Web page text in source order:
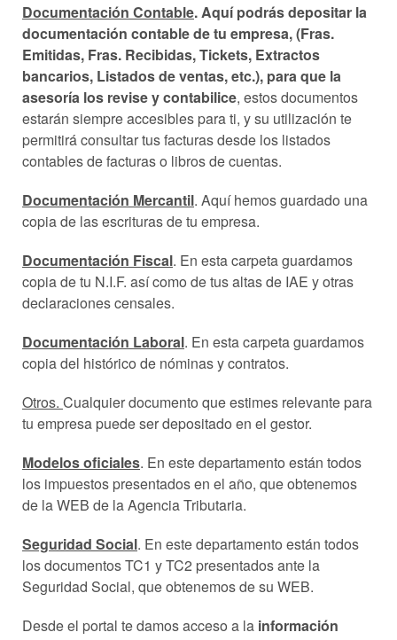
Documentación Contable. Aquí podrás depositar la
documentación contable de tu empresa, (Fras.
Emitidas, Fras. Recibidas, Tickets, Extractos
bancarios, Listados de ventas, etc.), para que la
asesoría los revise y contabilice, estos documentos
estarán siempre accesibles para ti, y su utilización te
permitirá consultar tus facturas desde los listados
contables de facturas o libros de cuentas.
Documentación Mercantil. Aquí hemos guardado una
copia de las escrituras de tu empresa.
Documentación Fiscal. En esta carpeta guardamos
copia de tu N.I.F. así como de tus altas de IAE y otras
declaraciones censales.
Documentación Laboral. En esta carpeta guardamos
copia del histórico de nóminas y contratos.
Otros. Cualquier documento que estimes relevante para
tu empresa puede ser depositado en el gestor.
Modelos oficiales. En este departamento están todos
los impuestos presentados en el año, que obtenemos
de la WEB de la Agencia Tributaria.
Seguridad Social. En este departamento están todos
los documentos TC1 y TC2 presentados ante la
Seguridad Social, que obtenemos de su WEB.
Desde el portal te damos acceso a la información